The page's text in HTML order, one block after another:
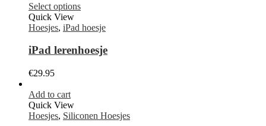
Select options
Quick View
Hoesjes, iPad hoesje
iPad lerenhoesje
€29.95
Add to cart
Quick View
Hoesjes, Siliconen Hoesjes